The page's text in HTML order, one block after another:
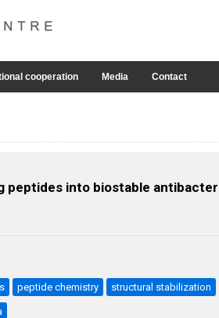
cooperation Media Contact
into biostable
peptide chemistry structural stabilization